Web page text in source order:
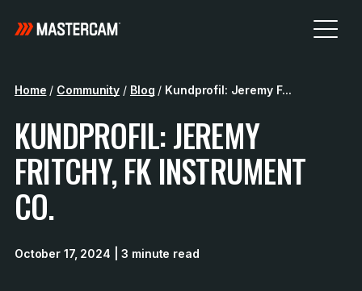
Home / Community / Blog / Kundprofil: Jeremy F...
KUNDPROFIL: JEREMY
FRITCHY, FK INSTRUMENT
CO.
October 17, 2024 | 3 minute read